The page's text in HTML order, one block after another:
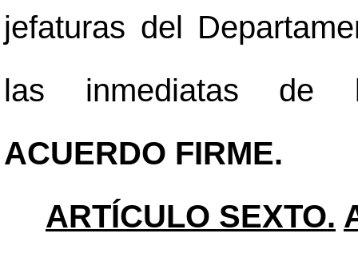
jefaturas del
las inmediatas de
ACUERDO FIRME.
ARTÍCULO SEXTO.